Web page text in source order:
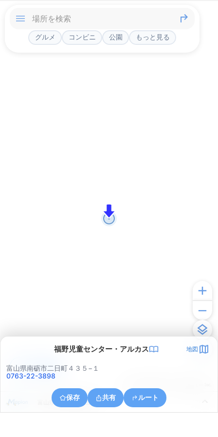
グルメ コンビニ 公園 もっと見る
福野児童センター・アルカス 地図
富山県南砺市二日町４３５−１
0763-22-3898
保存 共有 ルート
富山県小矢部市興法寺
アプリで見る